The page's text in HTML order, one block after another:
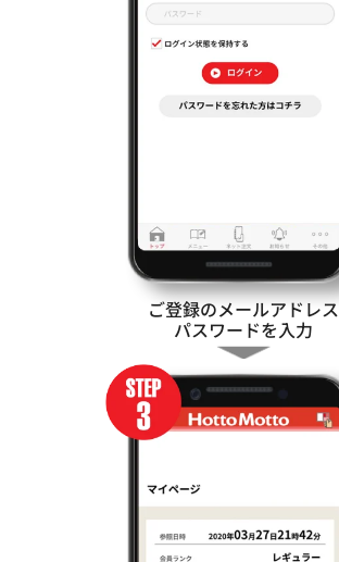
ご登録のメールアドレス
パスワードを入力